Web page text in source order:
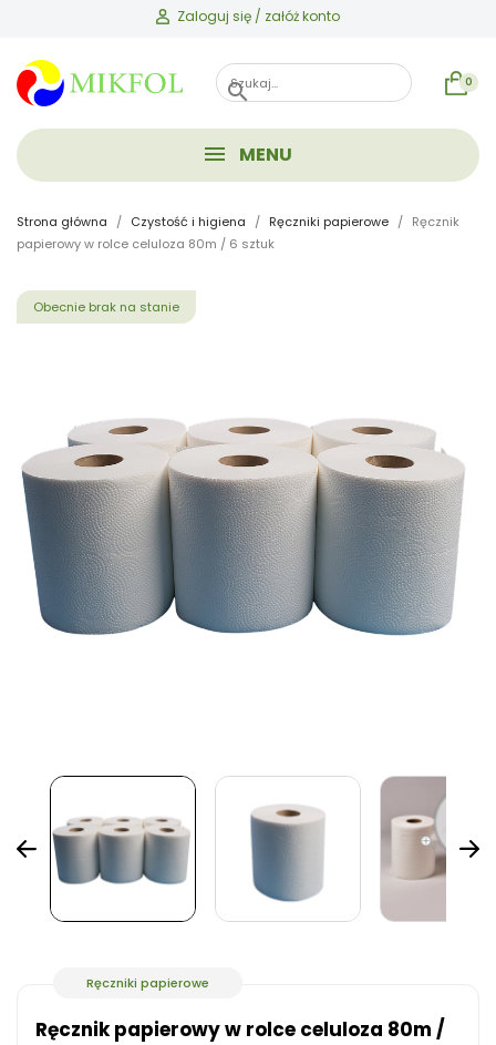
Zaloguj się / załóż konto
search 0
MENU
Strona główna Czystość i higiena Ręczniki papierowe
Ręcznik
papierowy w rolce celuloza 80m / 6 sztuk
Obecnie brak na stanie
Ręczniki papierowe
Ręcznik papierowy w rolce celuloza 80m /